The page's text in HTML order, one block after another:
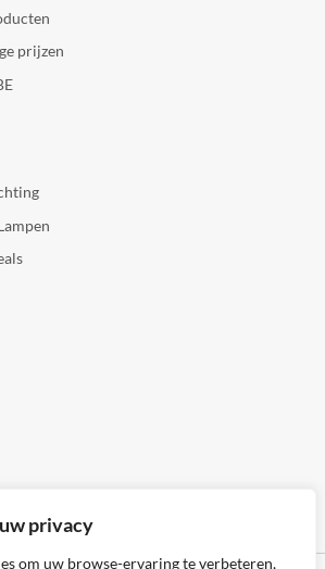
privacy
om uw browse-ervaring te verbeteren,
prijzen